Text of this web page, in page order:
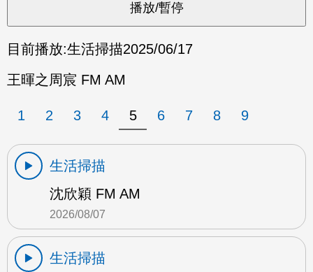
目前播放:生活掃描2025/06/17
王暉之周宸 FM AM
1 2 3 4 5 6 7 8 9
生活掃描
沈欣穎 FM AM
2026/08/07
生活掃描